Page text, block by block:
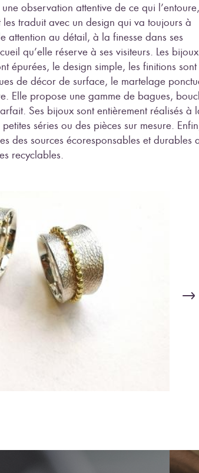
observation attentive de ce qui
traduit avec un design qui va toujours à
attention au détail, à la finesse dans ses
qu’elle réserve à ses visiteurs. Les
épurées, le design simple, les finitions sont
de décor de surface, le martelage
Elle propose une gamme de bagues,
Ses bijoux sont entièrement réalisés à
séries ou des pièces sur mesure.
des sources écoresponsables et durables
recyclables.